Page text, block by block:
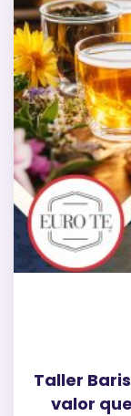
Taller
valor